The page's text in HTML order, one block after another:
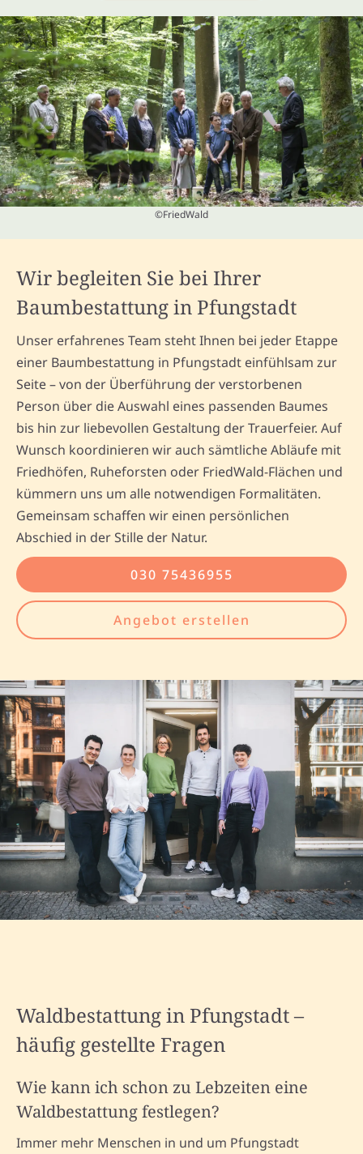
©FriedWald
Wir begleiten Sie bei Ihrer
Baumbestattung in Pfungstadt
Unser erfahrenes Team steht Ihnen bei jeder Etappe
einer Baumbestattung in Pfungstadt einfühlsam zur
Seite – von der Überführung der verstorbenen
Person über die Auswahl eines passenden Baumes
bis hin zur liebevollen Gestaltung der Trauerfeier. Auf
Wunsch koordinieren wir auch sämtliche Abläufe mit
Friedhöfen, Ruheforsten oder FriedWald-Flächen und
kümmern uns um alle notwendigen Formalitäten.
Gemeinsam schaffen wir einen persönlichen
Abschied in der Stille der Natur.
030 75436955
Angebot erstellen
Waldbestattung in Pfungstadt –
häufig gestellte Fragen
Wie kann ich schon zu Lebzeiten eine
Waldbestattung festlegen?
Immer mehr Menschen in und um Pfungstadt